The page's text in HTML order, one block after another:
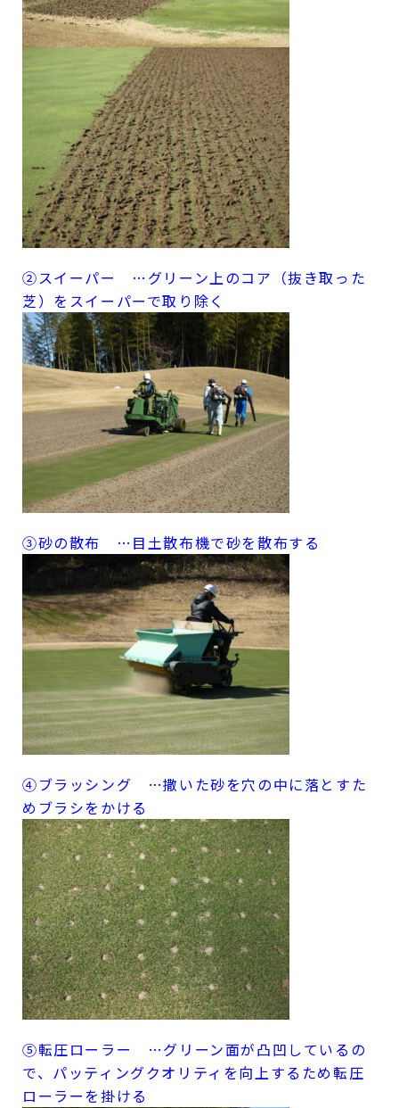
②スイーパー …グリーン上のコア（抜き取った
芝）をスイーパーで取り除く
③砂の散布 …目土散布機で砂を散布する
④ブラッシング …撒いた砂を穴の中に落と すた
めブラシをかける
⑤転圧ローラー …グリーン面が凸凹しているの
で、パッティングクオリティを向上するため転圧
ローラーを掛ける